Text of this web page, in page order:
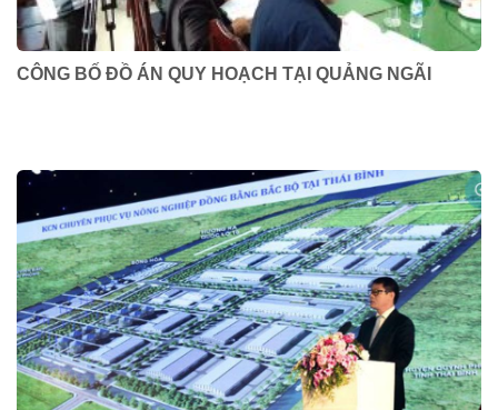
CÔNG BỐ ĐỒ ÁN QUY HOẠCH TẠI QUẢNG NGÃI